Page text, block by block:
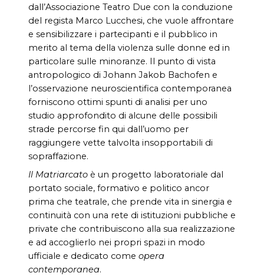
dall’Associazione Teatro Due con la conduzione
del regista Marco Lucchesi, che vuole affrontare
e sensibilizzare i partecipanti e il pubblico in
merito al tema della violenza sulle donne ed in
particolare sulle minoranze. Il punto di vista
antropologico di Johann Jakob Bachofen e
l’osservazione neuroscientifica contemporanea
forniscono ottimi spunti di analisi per uno
studio approfondito di alcune delle possibili
strade percorse fin qui dall’uomo per
raggiungere vette talvolta insopportabili di
sopraffazione.
Il Matriarcato è un progetto laboratoriale dal
portato sociale, formativo e politico ancor
prima che teatrale, che prende vita in sinergia e
continuità con una rete di istituzioni pubbliche e
private che contribuiscono alla sua realizzazione
e ad accoglierlo nei propri spazi in modo
ufficiale e dedicato come opera
contemporanea.